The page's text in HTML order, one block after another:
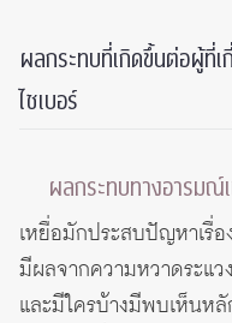
ผลกระทบที่เกิดขึ้นต่อผู้ที่เ
ไซเบอร์
ผลกระทบทางอารมณ์
เหยื่อมักประสบปัญหาเรื่อ
มีผลจากความหวาดระแว
และมีใครบ้างมีพบเห็นห